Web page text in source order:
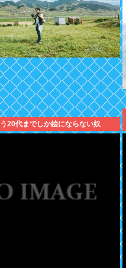
20代までしか絵にならない奴